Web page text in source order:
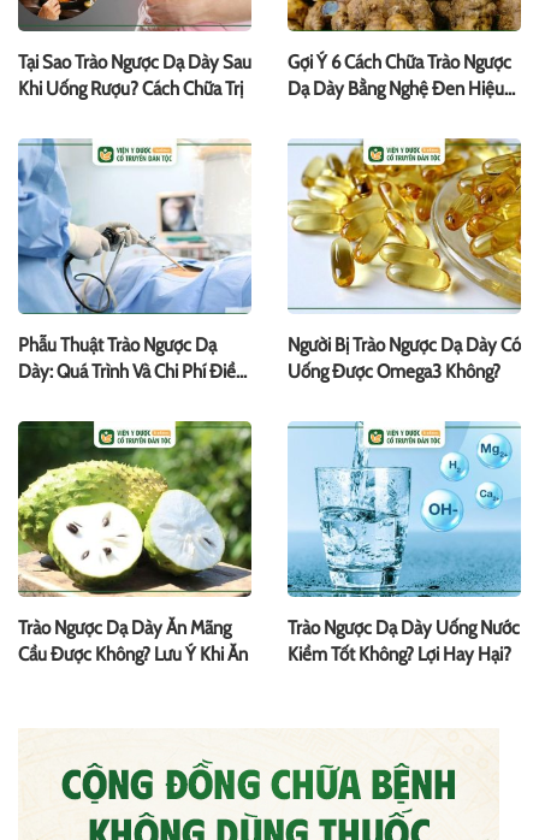
Tại Sao Trào Ngược Dạ Dày Sau
Khi Uống Rượu? Cách Chữa Trị
Gợi Ý 6 Cách Chữa Trào Ngược
Dạ Dày Bằng Nghệ Đen Hiệu
Phẫu Thuật Trào Ngược Dạ
Dày: Quá Trình Và Chi Phí Điều
Người Bị Trào Ngược Dạ Dày Có
Uống Được Omega3 Không?
Trào Ngược Dạ Dày Ăn Mãng
Cầu Được Không? Lưu Ý Khi Ăn
Trào Ngược Dạ Dày Uống Nước
Kiềm Tốt Không? Lợi Hay Hại?